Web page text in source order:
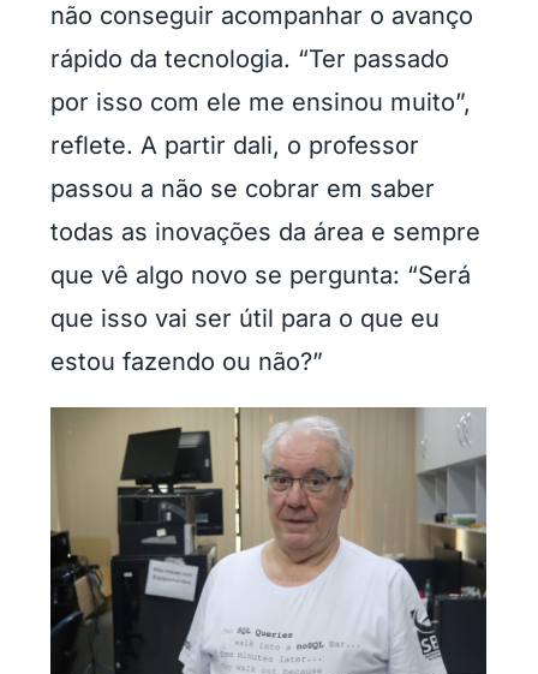
não conseguir acompanhar o avanço
rápido da tecnologia. “Ter passado
por isso com ele me ensinou muito”,
reflete. A partir dali, o professor
passou a não se cobrar em saber
todas as inovações da área e sempre
que vê algo novo se pergunta: “Será
que isso vai ser útil para o que eu
estou fazendo ou não?”